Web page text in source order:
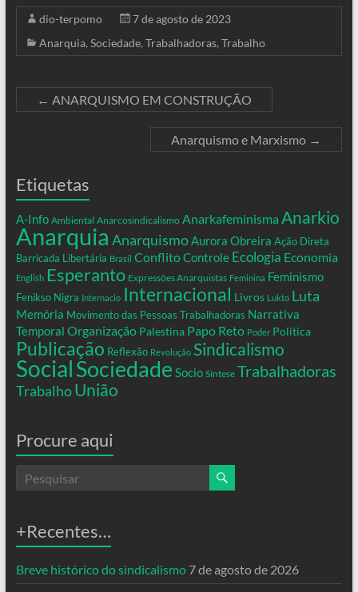
dio-terpomo
7 de agosto de 2023
Anarquia, Sociedade, Trabalhadoras, Trabalho
← ANARQUISMO EM CONSTRUÇÃO
Anarquismo e Marxismo →
Etiquetas
A-Info Ambiental Anarcosindicalismo Anarkafeminisma Anarkio
Anarquia AnarquismoAurora Obreira Ação Direta
Barricada Libertária Brasil ConflitoControle Ecologia Economia
English Esperanto Expressões Anarquistas Feminina Feminismo
Fenikso Nigra Internacio Internacional Livros Lukto Luta
Memória Movimento das Pessoas Trabalhadoras Narrativa
Temporal Organização Palestina Papo Reto Poder Política
Publicação Reflexão Revolução Sindicalismo
SocialSociedade Socio Síntese Trabalhadoras
Trabalho União
Procure aqui
+Recentes…
Breve histórico do sindicalismo 7 de agosto de 2026